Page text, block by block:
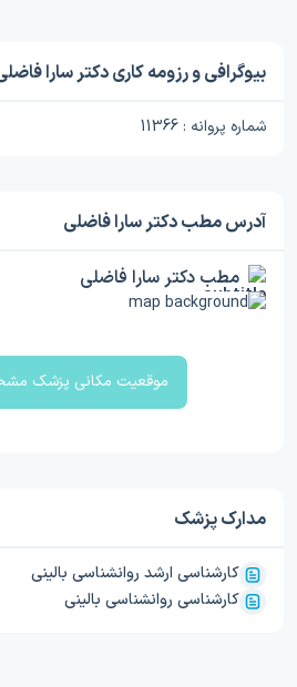
بیوگرافی و رزومه کاری دکتر سارا
شماره پروانه : 11366
آدرس مطب دکتر سارا فاضلی
مطب دکتر سارا فاضلی
موقعیت مکانی پزشک
مدارک پزشک
کارشناسی ارشد روانشناسی بالینی
کارشناسی روانشناسی بالینی